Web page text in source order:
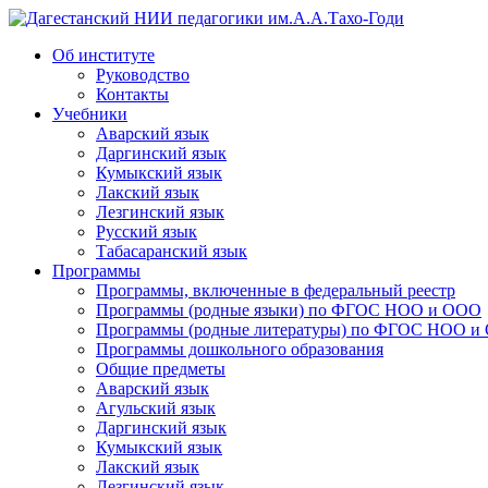
Дагестанский НИИ
Об институте
Руководство
Контакты
Учебники
Аварский язык
Даргинский язык
Кумыкский язык
Лакский язык
Лезгинский язык
Русский язык
Табасаранский язык
Программы
Программы, включенные в федеральный реестр
Программы (родные языки) по ФГОС НОО и ООО
Программы (родные литературы) по ФГОС НОО
Программы дошкольного образования
Общие предметы
Аварский язык
Агульский язык
Даргинский язык
Кумыкский язык
Лакский язык